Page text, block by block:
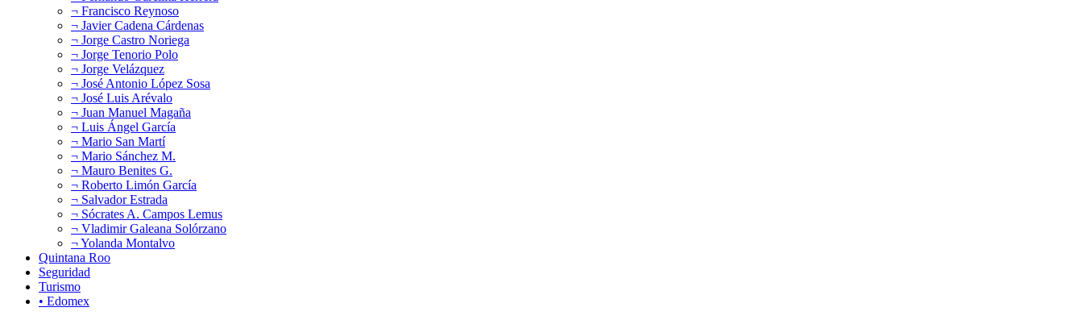
¬ Francisco Reynoso
¬ Javier Cadena Cárdenas
¬ Jorge Castro Noriega
¬ Jorge Tenorio Polo
¬ Jorge Velázquez
¬ José Antonio López Sosa
¬ José Luis Arévalo
¬ Juan Manuel Magaña
¬ Luis Ángel García
¬ Mario San Martí
¬ Mario Sánchez M.
¬ Mauro Benites G.
¬ Roberto Limón García
¬ Salvador Estrada
¬ Sócrates A. Campos Lemus
¬ Vladimir Galeana Solórzano
¬ Yolanda Montalvo
Quintana Roo
Seguridad
Turismo
• Edomex